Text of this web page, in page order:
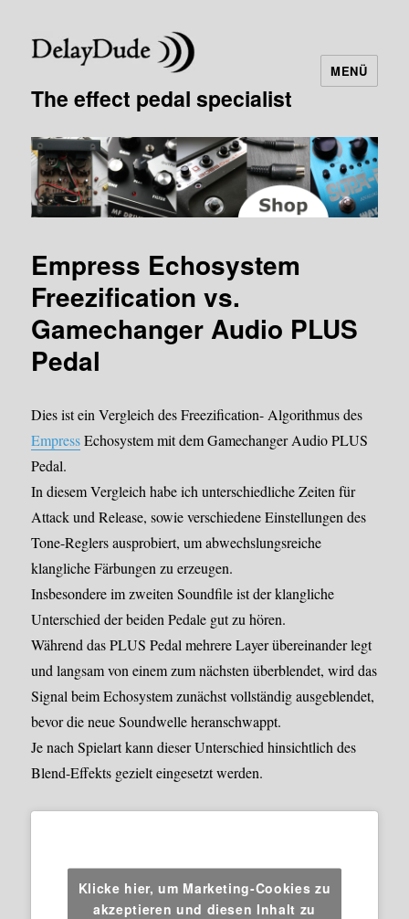
The effect pedal specialist
MENÜ
Empress Echosystem
Freezification vs.
Gamechanger Audio PLUS
Pedal
Dies ist ein Vergleich des Freezification- Algorithmus des
EmpressEchosystem mit dem Gamechanger Audio PLUS
Pedal.
In diesem Vergleich habe ich unterschiedliche Zeiten für
Attack und Release, sowie verschiedene Einstellungen des
Tone-Reglers ausprobiert, um abwechslungsreiche
klangliche Färbungen zu erzeugen.
Insbesondere im zweiten Soundfile ist der klangliche
Unterschied der beiden Pedale gut zu hören.
Während das PLUS Pedal mehrere Layer übereinander legt
und langsam von einem zum nächsten überblendet, wird das
Signal beim Echosystem zunächst vollständig ausgeblendet,
bevor die neue Soundwelle heranschwappt.
Je nach Spielart kann dieser Unterschied hinsichtlich des
Blend-Effekts gezielt eingesetzt werden.
Klicke hier, um Marketing-Cookies zu
akzeptieren und diesen Inhalt zu